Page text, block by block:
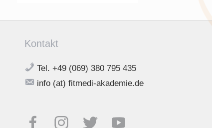
Kontakt
Tel. +49 (069) 380 795 435
info (at) fitmedi-akademie.de